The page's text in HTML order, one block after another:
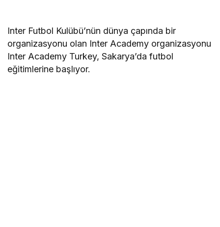
Inter Futbol Kulübü’nün dünya çapında bir
organizasyonu olan Inter Academy organizasyonu
Inter Academy Turkey, Sakarya’da futbol
eğitimlerine başlıyor.